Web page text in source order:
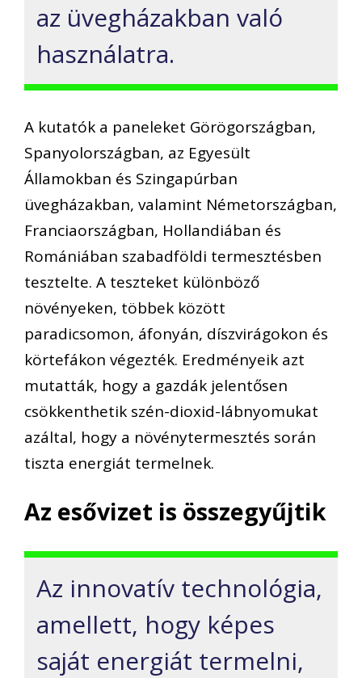
az üvegházakban való
használatra.
A kutatók a paneleket Görögországban,
Spanyolországban, az Egyesült
Államokban és Szingapúrban
üvegházakban, valamint Németországban,
Franciaországban, Hollandiában és
Romániában szabadföldi termesztésben
tesztelte. A teszteket különböző
növényeken, többek között
paradicsomon, áfonyán, díszvirágokon és
körtefákon végezték. Eredményeik azt
mutatták, hogy a gazdák jelentősen
csökkenthetik szén-dioxid-lábnyomukat
azáltal, hogy a növénytermesztés során
tiszta energiát termelnek.
Az esővizet is összegyűjtik
Az innovatív technológia,
amellett, hogy képes
saját energiát termelni,